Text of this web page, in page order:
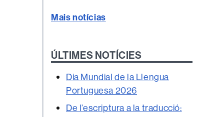
Mais notícias
ÚLTIMES NOTÍCIES
Dia Mundial de la Llengua
Portuguesa 2026
De l’escriptura a la traducció: